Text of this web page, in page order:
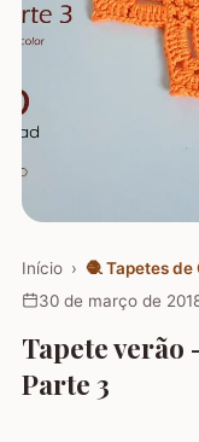
Início › 🧶 Tapetes de
30 de março de
Tapete verão
Parte 3